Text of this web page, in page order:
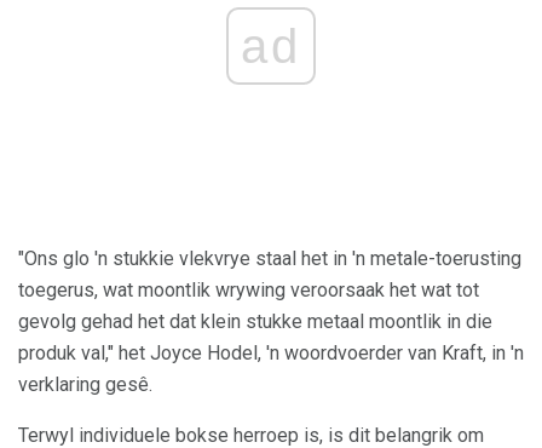
ad
"Ons glo 'n stukkie vlekvrye staal het in 'n metale-toerusting
toegerus, wat moontlik wrywing veroorsaak het wat tot
gevolg gehad het dat klein stukke metaal moontlik in die
produk val," het Joyce Hodel, 'n woordvoerder van Kraft, in 'n
verklaring gesê.
Terwyl individuele bokse herroep is, is dit belangrik om